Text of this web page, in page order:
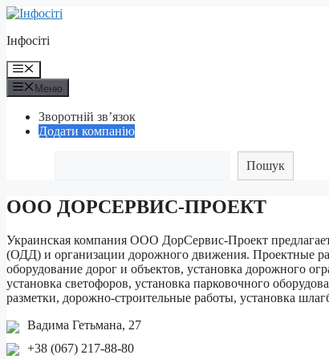
Перейти
контенту
Інфосіті
Меню
Меню
Зворотній зв’язок
Додати компанію
Пошук
ООО ДОРСЕРВИС-ПРОЕКТ
Украинская компания ООО ДорСервис-Проект
(ОДД) и организации дорожного движения. Проектные
оборудование дорог и объектов, установка дорожного
установка светофоров, установка парковочного
разметки, дорожно-строительные работы, установка
Вадима Гетьмана, 27
+38 (067) 217-88-80